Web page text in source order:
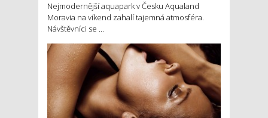
Nejmodernější aquapark v Česku Aqualand
Moravia na víkend zahalí tajemná atmosféra.
Návštěvníci se ...